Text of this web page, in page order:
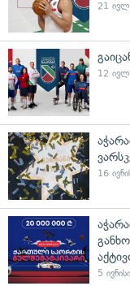
21
12
16
5